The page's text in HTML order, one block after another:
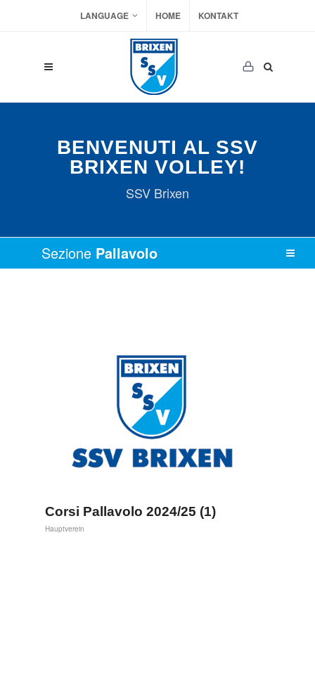
LANGUAGE HOME KONTAKT
BENVENUTI AL SSV
BRIXEN VOLLEY!
SSV Brixen
Sezione Pallavolo
Corsi Pallavolo 2024/25 (1)
Hauptverein